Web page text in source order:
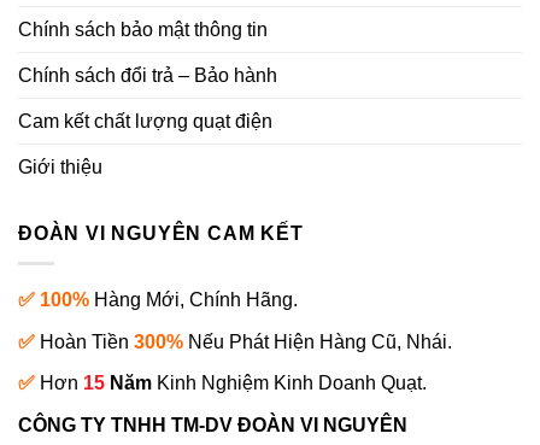
Chính sách bảo mật thông tin
Chính sách đổi trả – Bảo hành
Cam kết chất lượng quạt điện
Giới thiệu
ĐOÀN VI NGUYÊN CAM KẾT
✅ 100% Hàng Mới, Chính Hãng.
✅ Hoàn Tiền 300% Nếu Phát Hiện Hàng Cũ, Nhái.
✅ Hơn 15 Năm Kinh Nghiệm Kinh Doanh Quạt.
CÔNG TY TNHH TM-DV ĐOÀN VI NGUYÊN